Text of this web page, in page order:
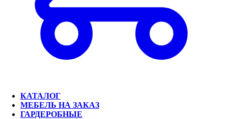
КАТАЛОГ
МЕБЕЛЬ НА ЗАКАЗ
ГАРДЕРОБНЫЕ